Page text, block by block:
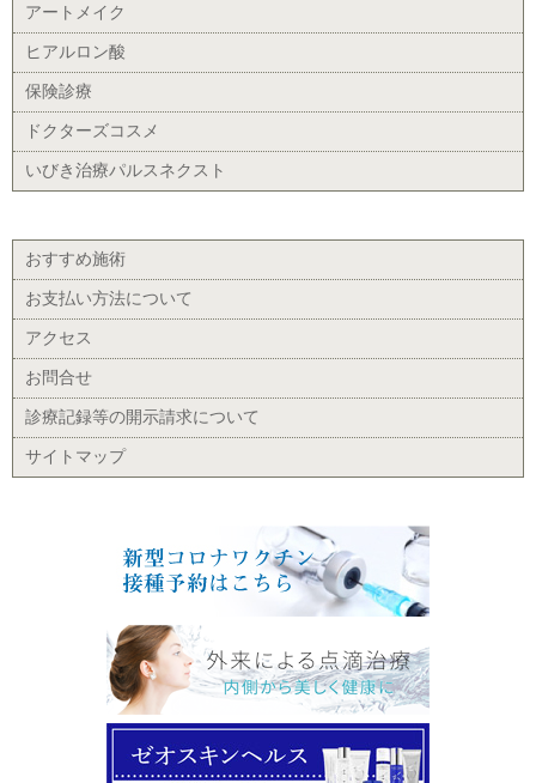
アートメイク
ヒアルロン酸
保険診療
ドクターズコスメ
いびき治療パルスネクスト
おすすめ施術
お支払い方法について
アクセス
お問合せ
診療記録等の開示請求について
サイトマップ